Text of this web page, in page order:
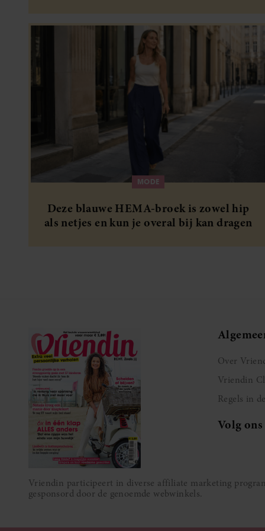
MODE
Deze blauwe HEMA-broek is zowel hip
als netjes en kun je overal bij kan dragen
Over
Vriendin
Regels in
Volg ons
Vriendin participeert in diverse affiliate marketing
gesponsord door de genoemde webwinkels.
MEER INFORMATIE